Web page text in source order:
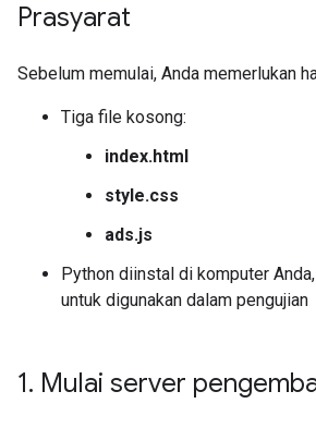
Prasyarat
Sebelum memulai, Anda memerlukan
Tiga file kosong:
index.html
style.css
ads.js
Python diinstal di komputer
untuk digunakan dalam pengujian
1. Mulai server